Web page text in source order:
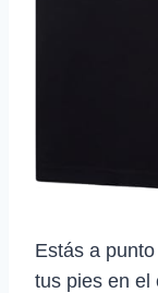
Estás a
tus pies en el